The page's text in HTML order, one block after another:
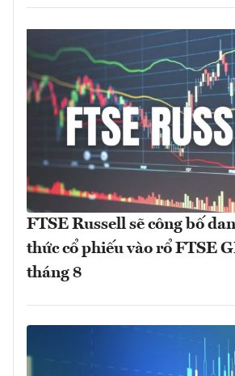
FTSE Russell sẽ công bố
thức cổ phiếu vào rổ FTSE
tháng 8